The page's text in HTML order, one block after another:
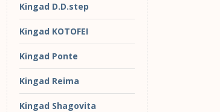
Kingad D.D.step
Kingad KOTOFEI
Kingad Ponte
Kingad Reima
Kingad Shagovita